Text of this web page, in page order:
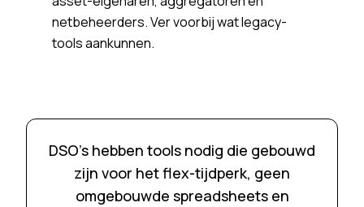
netbeheerders. Ver voorbij wat legacy-
tools aankunnen.
DSO's hebben tools nodig die gebouwd
zijn voor het flex-tijdperk, geen
omgebouwde spreadsheets en